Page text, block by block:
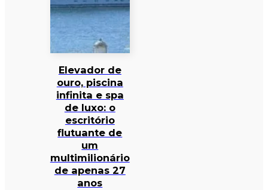
Elevador de
ouro, piscina
infinita e spa
de luxo: o
escritório
flutuante de
um
multimilionário
de apenas 27
anos